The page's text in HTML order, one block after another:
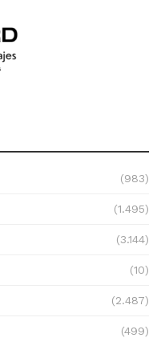
(983)
(1.495)
(3.144)
(10)
(2.487)
(499)